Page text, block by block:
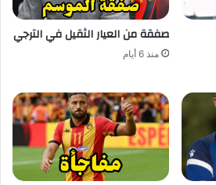
صفقة من العيار الثقيل في الترجي
منذ 6 أيام